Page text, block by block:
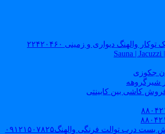
والهنگ دیواری و زمینی ۲۲۴۲۰۴۶۰
توالت فرنگی والهنگ۰۹۱۲۱۵۰۷۸۲۵